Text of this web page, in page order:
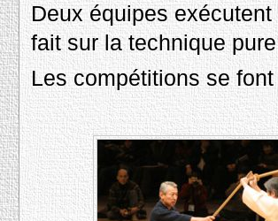
Deux équipes
fait sur la technique
Les compétitions se